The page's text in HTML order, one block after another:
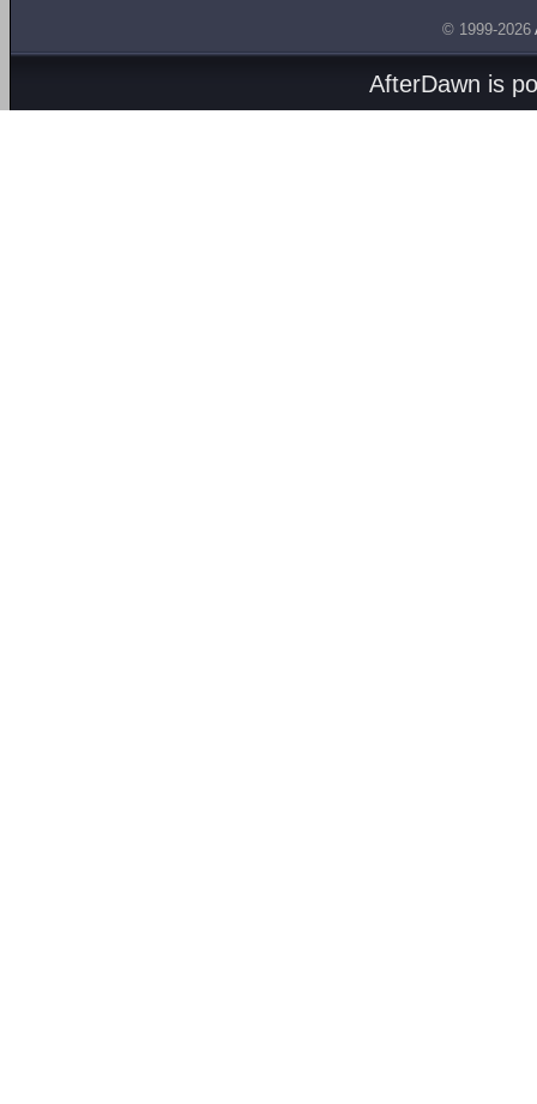
© 1999-2026
AfterDawn is